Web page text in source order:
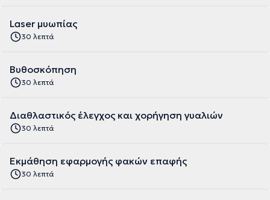
Laser μυωπίας
30 λεπτά
Βυθοσκόπηση
30 λεπτά
Διαθλαστικός έλεγχος και χορήγηση γυαλιών
30 λεπτά
Εκμάθηση εφαρμογής φακών επαφής
30 λεπτά